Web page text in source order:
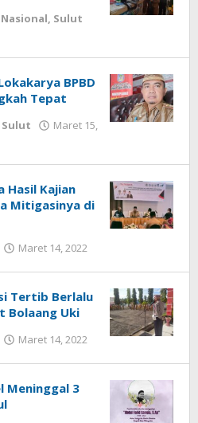
Nasional, Sulut
BPBD
Tepat
Sulut
Maret 15,
Hasil Kajian
Mitigasinya di
Maret 14, 2022
Tertib Berlalu
Bolaang Uki
Maret 14, 2022
oleh
Meninggal 3